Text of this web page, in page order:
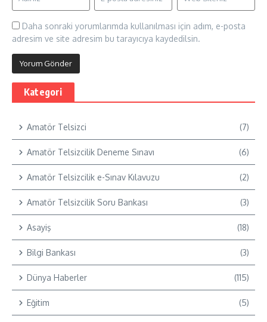
Daha sonraki yorumlarımda kullanılması için adım, e-posta
adresim ve site adresim bu tarayıcıya kaydedilsin.
Kategori
Amatör Telsizci (7)
Amatör Telsizcilik Deneme Sınavı (6)
Amatör Telsizcilik e-Sınav Kılavuzu (2)
Amatör Telsizcilik Soru Bankası (3)
Asayiş (18)
Bilgi Bankası (3)
Dünya Haberler (115)
Eğitim (5)